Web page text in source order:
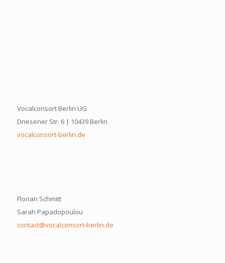
Vocalconsort Berlin UG
Driesener Str. 6 | 10439 Berlin
vocalconsort-berlin.de
Florian Schmitt
Sarah Papadopoulou
contact@vocalconsort-berlin.de